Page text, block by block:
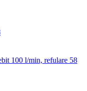
100 l/min, refulare 58